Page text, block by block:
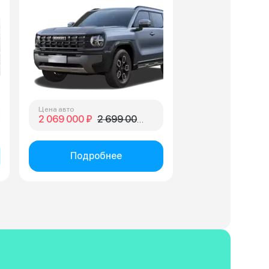
Цена авто
2 069 000 ₽ 2 699 000 ₽
Подробнее